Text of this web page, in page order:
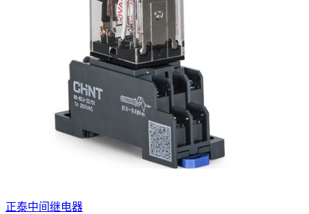
正泰中间继电器